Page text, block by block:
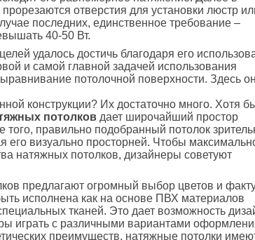
отверстия для установки люстр
последних, единственное требование –
40-50 Вт.
удалось достичь благодаря его
и самой главной задачей использования
потолочной поверхности. Здесь
конструкции? Их достаточно много. Хотя
потолков дает широчайший простор
того, правильно подобранный потолок
его визуально просторней. Чтобы
натяжных потолков, дизайнеры советуют
предлагают огромный выбор цветов и
исполнена как на основе ПВХ материалов
тканей. Это дает возможность
играть с различными вариантами
преимуществ, натяжные потолки